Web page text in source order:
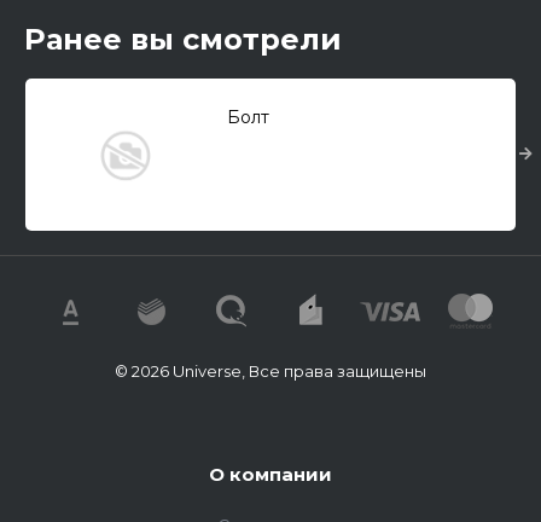
Ранее вы смотрели
Болт
© 2026 Universe, Все права защищены
О компании